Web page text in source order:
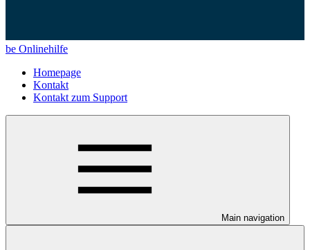
be Onlinehilfe
Homepage
Kontakt
Kontakt zum Support
Main navigation